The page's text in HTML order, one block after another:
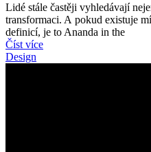
Lidé stále častěji vyhledávají
transformaci. A pokud existuje
definicí, je to Ananda in the
Číst více
Design